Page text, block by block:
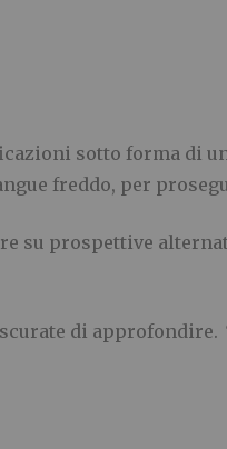
sotto forma di
freddo, per
su prospettive
di approfondire.